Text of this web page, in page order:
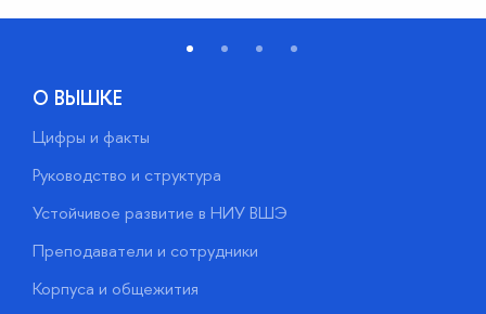
О ВЫШКЕ
Цифры и факты
Руководство и структура
Устойчивое развитие в НИУ ВШЭ
Преподаватели и сотрудники
Корпуса и общежития